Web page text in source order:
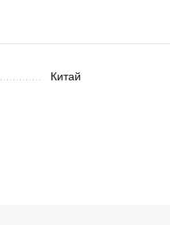
Китай